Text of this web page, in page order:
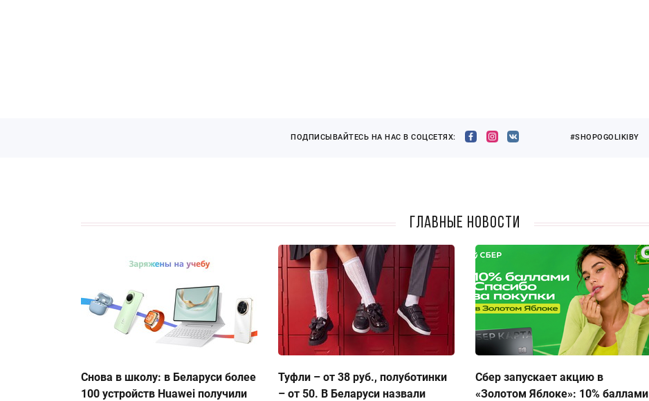
ПОДПИСЫВАЙТЕСЬ НА НАС В СОЦСЕТЯХ: #SHOPOGOLIKIBY
Главные новости
Снова в школу: в Беларуси более
100 устройств Huawei получили
Туфли – от 38 руб., полуботинки
– от 50. В Беларуси назвали
Сбер запускает акцию в
«Золотом Яблоке»: 10% баллами